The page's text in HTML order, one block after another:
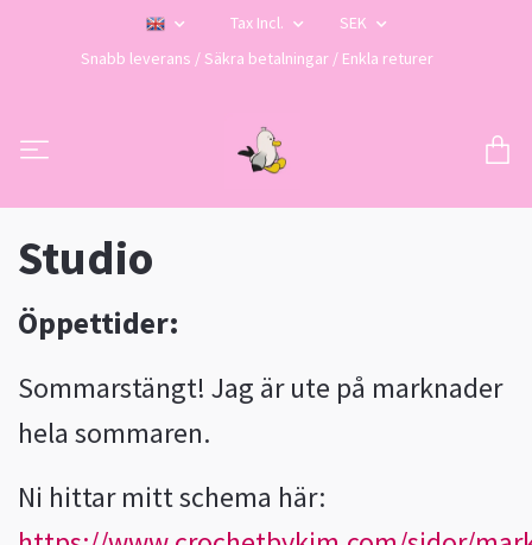
Tax Incl.
SEK
Snabb leverans / Säkra betalningar / Enkla returer
Studio
Öppettider:
Sommarstängt! Jag är ute på marknader
hela sommaren.
Ni hittar mitt schema här: